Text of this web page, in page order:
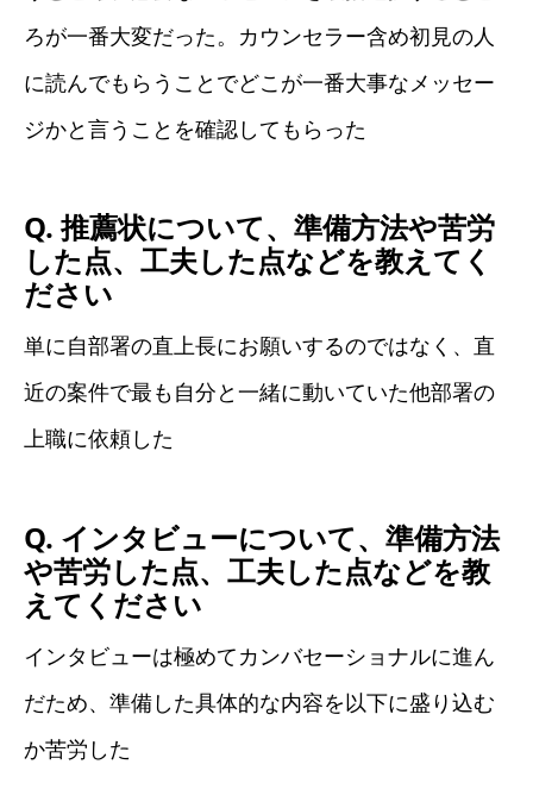
ろが一番大変だった。カウンセラー含め初見の人
に読んでもらうことでどこが一番大事なメッセー
ジかと言うことを確認してもらった
Q. 推薦状について、準備方法や苦労
した点、工夫した点などを教えてく
ださい
単に自部署の直上長にお願いするのではなく、直
近の案件で最も自分と一緒に動いていた他部署の
上職に依頼した
Q. インタビューについて、準備方法
や苦労した点、工夫した点などを教
えてください
インタビューは極めてカンバセーショナルに進ん
だため、準備した具体的な内容を以下に盛り込む
か苦労した